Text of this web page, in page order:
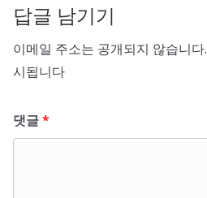
답글 남기기
이메일 주소는 공개되지 않습니다.
시됩니다
댓글*